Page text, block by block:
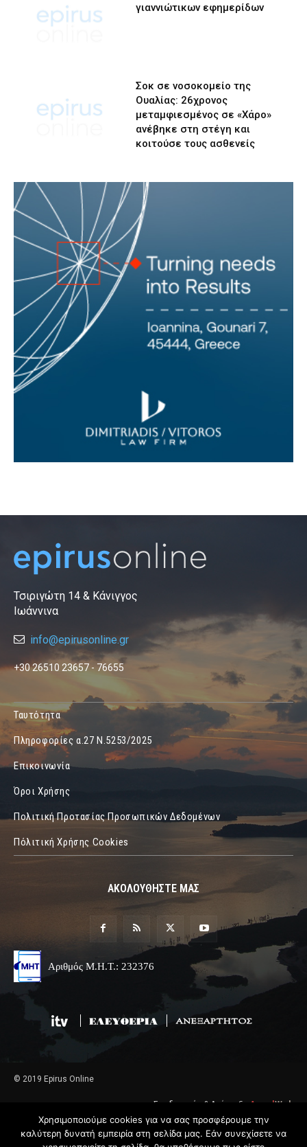
γιαννιώτικων εφημερίδων
Σοκ σε νοσοκομείο της
Ουαλίας: 26χρονος
μεταμφιεσμένος σε «Χάρο»
ανέβηκε στη στέγη και
κοιτούσε τους ασθενείς
Τσιριγώτη 14 & Κάνιγγος
Ιωάννινα
info@epirusonline.gr
+30 26510 23657 - 76655
Ταυτότητα
Πληροφορίες α.27 Ν.5253/2025
Επικοινωνία
Όροι Χρήσης
Πολιτική Προτασίας Προσωπικών Δεδομένων
Πόλιτική Χρήσης Cookies
ΑΚΟΛΟΥΘΗΣΤΕ ΜΑΣ
Αριθμός Μ.Η.Τ.: 232376
© 2019 Epirus Online
Σχεδιασμός & Ανάπτυξη AngelWeb
Χρησιμοποιούμε cookies για να σας προσφέρουμε την
καλύτερη δυνατή εμπειρία στη σελίδα μας. Εάν συνεχίσετε να